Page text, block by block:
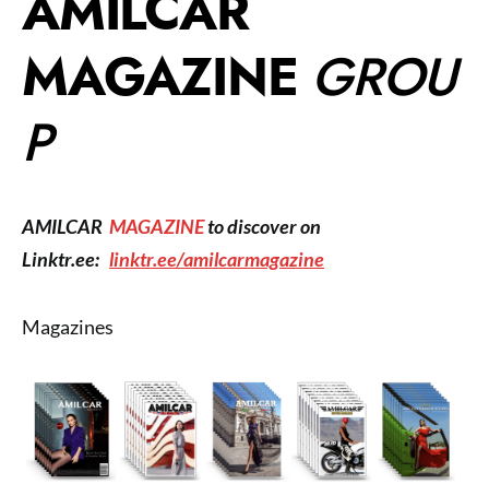
MAGAZINE GROU
P
AMILCAR MAGAZINEto discover on
Linktr.ee: linktr.ee/amilcarmagazine
Magazines